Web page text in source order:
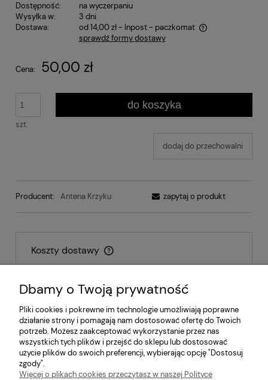
Dostępność:
na wyczerpaniu
Wysyłka w:
3 dni
Dostawa:
od 14,00 zł - Inpost - paczkomat
Cena nie zawiera ewentualnych kosztów płatności
sprawdź formy dostawy
Cena: 50,00 zł
szt.
do koszyka
dodaj do przechowalni
Producent: Antena Krzyku zapytaj o produkt
Koszty dostawy
Cena nie zawiera ewentualnych kosztów płatności
Inpost - paczkomat
Inpost - kurier 17,00 zł
Odbiór osobisty 0,00 zł
Dbamy o Twoją prywatność
Pliki cookies i pokrewne im technologie umożliwiają poprawne
działanie strony i pomagają nam dostosować ofertę do Twoich
potrzeb. Możesz zaakceptować wykorzystanie przez nas
wszystkich tych plików i przejść do sklepu lub dostosować
użycie plików do swoich preferencji, wybierając opcję "Dostosuj
zgody".
Więcej o plikach cookies przeczytasz w naszej Polityce